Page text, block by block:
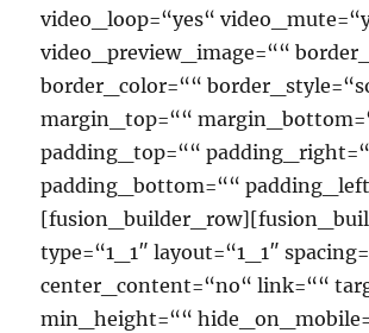
video_loop=“yes“
video_preview_image=““
border_color=““
margin_top=““
padding_top=““
padding_bottom=““
type=“1_1″ layout=“1_1″
center_content=“no“ link=““
min_height=““